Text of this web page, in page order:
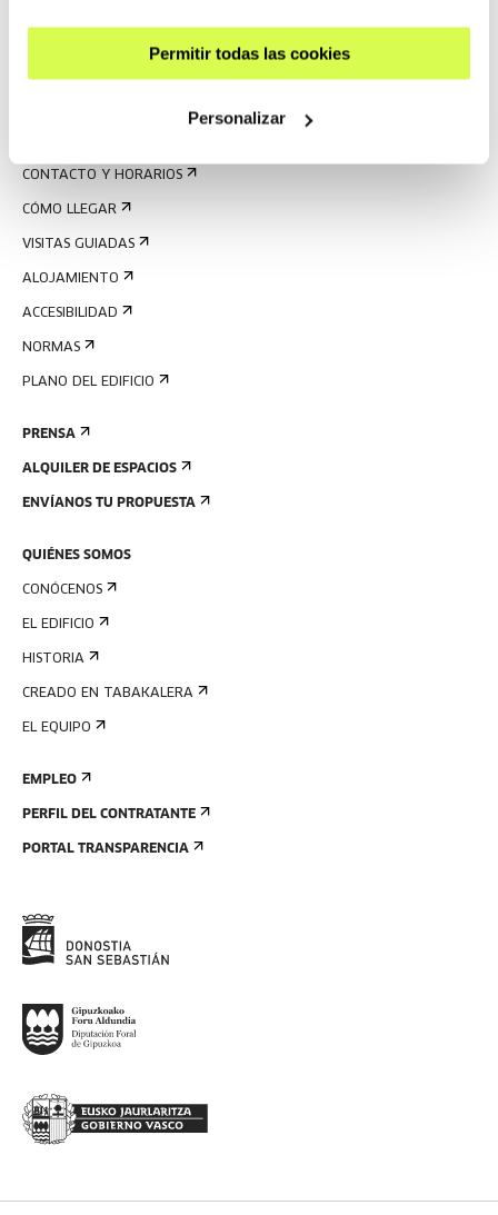
Permitir todas las cookies
Personalizar
REGÍSTRATE AL BOLETÍN
CONTACTO Y HORARIOS
CÓMO LLEGAR
VISITAS GUIADAS
ALOJAMIENTO
ACCESIBILIDAD
NORMAS
PLANO DEL EDIFICIO
PRENSA
ALQUILER DE ESPACIOS
ENVÍANOS TU PROPUESTA
QUIÉNES SOMOS
CONÓCENOS
EL EDIFICIO
HISTORIA
CREADO EN TABAKALERA
EL EQUIPO
EMPLEO
PERFIL DEL CONTRATANTE
PORTAL TRANSPARENCIA